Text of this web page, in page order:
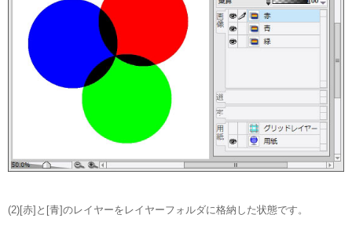
(2)[赤]と[青]のレイヤーをレイヤーフォルダに格納した状態です。